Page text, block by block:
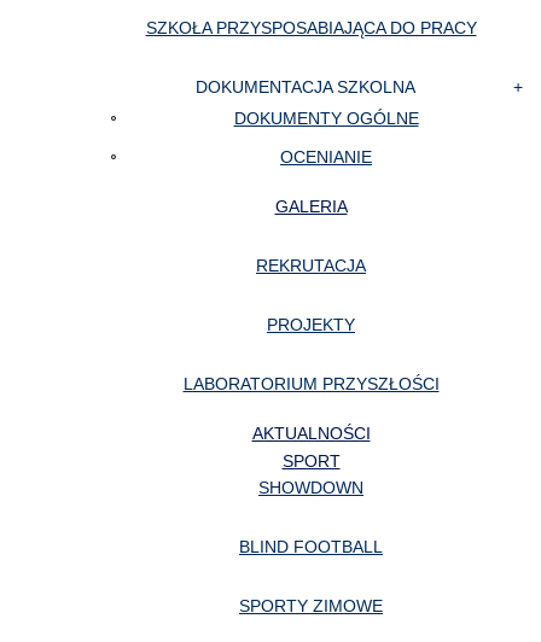
SZKOŁA PRZYSPOSABIAJĄCA DO PRACY
DOKUMENTACJA SZKOLNA
DOKUMENTY OGÓLNE
OCENIANIE
GALERIA
REKRUTACJA
PROJEKTY
LABORATORIUM PRZYSZŁOŚCI
AKTUALNOŚCI
SPORT
SHOWDOWN
BLIND FOOTBALL
SPORTY ZIMOWE